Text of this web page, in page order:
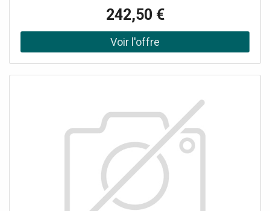
242,50 €